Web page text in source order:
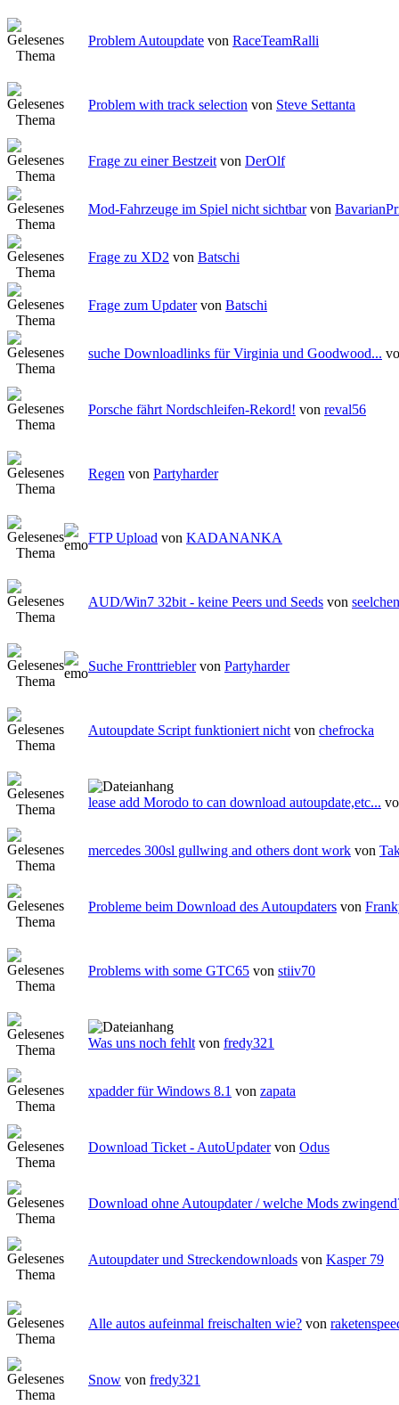
Problem Autoupdate von RaceTeamRalli
Problem with track selection von Steve Settanta
Frage zu einer Bestzeit von DerOlf
Mod-Fahrzeuge im Spiel nicht sichtbar von
Frage zu XD2 von Batschi
Frage zum Updater von Batschi
suche Downloadlinks für Virginia und Goodwood...
Porsche fährt Nordschleifen-Rekord! von reval56
Regen von Partyharder
FTP Upload von KADANANKA
AUD/Win7 32bit - keine Peers und Seeds von seelchen
Suche Fronttriebler von Partyharder
Autoupdate Script funktioniert nicht von chefrocka
lease add Morodo to can download autoupdate,etc...
mercedes 300sl gullwing and others dont work von
Probleme beim Download des Autoupdaters von
Problems with some GTC65 von stiiv70
Was uns noch fehlt von fredy321
xpadder für Windows 8.1 von zapata
Download Ticket - AutoUpdater von Odus
Download ohne Autoupdater / welche Mods
Autoupdater und Streckendownloads von Kasper 79
Alle autos aufeinmal freischalten wie? von
Snow von fredy321